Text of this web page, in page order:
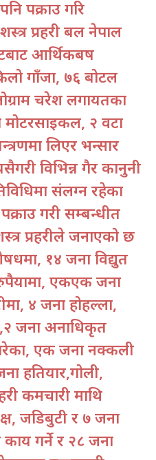
पक्राउ गरि
प्रहरी बल नेपाल
आर्थिकबर्ष
गाँजा, ७६ बोटल
चरेश लगायतका
२ वटा
लिएर भन्सार
विभिन्न गैर कानुनी
संलग्न रहेका
गरी सम्बन्धीत
प्रहरीले जनाएको छ
१४ जना विद्युत
एकएक जना
४ जना होहल्ला,
जना अनाधिकृत
एक जना नक्कली
हतियार,गोली,
कर्मचारी माथि
जडिबुटी र ७ जना
गर्ने र २८ जना